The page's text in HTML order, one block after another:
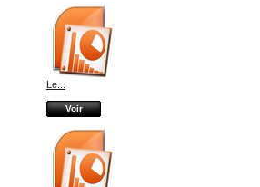
Le...
Voir